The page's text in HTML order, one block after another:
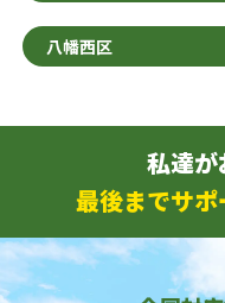
八幡西区
私達が
最後までサポ